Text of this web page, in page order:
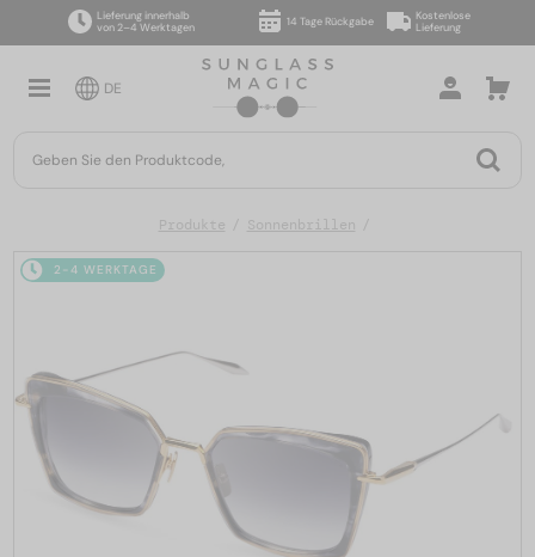
Lieferung innerhalb
von 2–4 Werktagen
14 Tage Rückgabe
Kostenlose
Lieferung
DE
Produkte Sonnenbrillen
2-4 WERKTAGE